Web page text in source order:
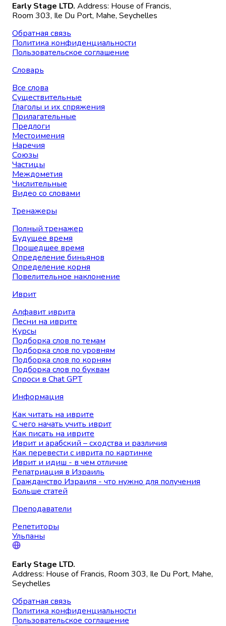
Early Stage LTD. Address: House of Francis,
Room 303, Ile Du Port, Mahe, Seychelles
Обратная связь
Политика конфиденциальности
Пользовательское соглашение
Словарь
Все слова
Существительные
Глаголы и их спряжения
Прилагательные
Предлоги
Местоимения
Наречия
Союзы
Частицы
Междометия
Числительные
Видео со словами
Тренажеры
Полный тренажер
Будущее время
Прошедшее время
Определение биньянов
Определение корня
Повелительное наклонение
Иврит
Алфавит иврита
Песни на иврите
Курсы
Подборка слов по темам
Подборка слов по уровням
Подборка слов по корням
Подборка слов по буквам
Спроси в Chat GPT
Информация
Как читать на иврите
С чего начать учить иврит
Как писать на иврите
Иврит и арабский – сходства и различия
Как перевести с иврита по картинке
Иврит и идиш - в чем отличие
Репатриация в Израиль
Гражданство Израиля - что нужно для получения
Больше статей
Преподаватели
Репетиторы
Ульпаны
Early Stage LTD.
Address: House of Francis, Room 303, Ile Du Port, Mahe,
Seychelles
Обратная связь
Политика конфиденциальности
Пользовательское соглашение